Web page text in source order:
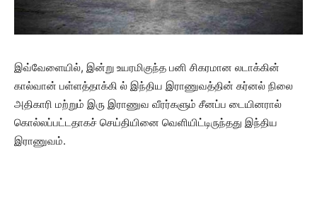
இவ்வேளையில், இன்று உயரமிகுந்த பனி சிகரமான லடாக்கின்
கால்வான் பள்ளத்தாக்கி ல் இந்திய இராணுவத்தின் கர்னல் நிலை
அதிகாரி மற்றும் இரு இராணுவ வீரர்களும் சீனப்ப டையினரால்
கொல்லப்பட்டதாகச் செய்தியினை வெளியிட்டிருந்தது இந்திய
இராணுவம்.